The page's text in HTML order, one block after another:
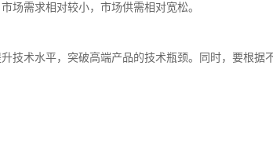
场需求相对较小，市场供需相对宽松。
技术水平，突破高端产品的技术瓶颈。同时，要根据